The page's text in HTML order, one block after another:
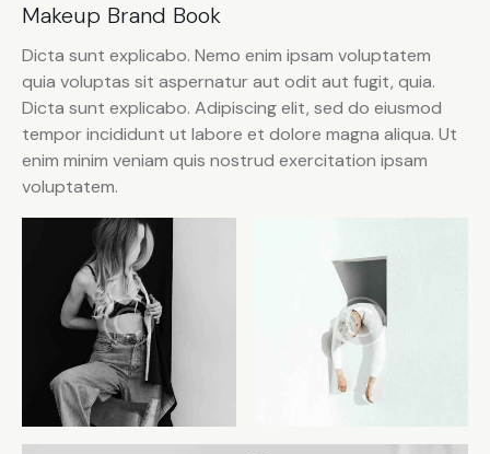
Makeup Brand Book
Dicta sunt explicabo. Nemo enim ipsam voluptatem
quia voluptas sit aspernatur aut odit aut fugit, quia.
Dicta sunt explicabo. Adipiscing elit, sed do eiusmod
tempor incididunt ut labore et dolore magna aliqua. Ut
enim minim veniam quis nostrud exercitation ipsam
voluptatem.